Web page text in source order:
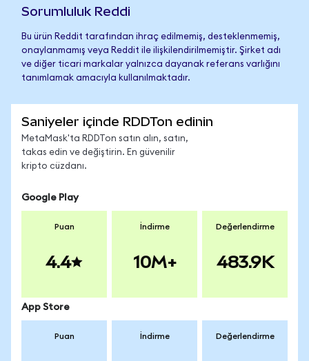
Sorumluluk Reddi
Bu ürün Reddit tarafından ihraç edilmemiş, desteklenmemiş,
onaylanmamış veya Reddit ile ilişkilendirilmemiştir. Şirket adı
ve diğer ticari markalar yalnızca dayanak referans varlığını
tanımlamak amacıyla kullanılmaktadır.
Saniyeler içinde RDDTon edinin
MetaMask'ta RDDTon satın alın, satın,
takas edin ve değiştirin. En güvenilir
kripto cüzdanı.
Google Play
Puan
4.4
İndirme
10M+
Değerlendirme
483.9K
App Store
Puan İndirme Değerlendirme